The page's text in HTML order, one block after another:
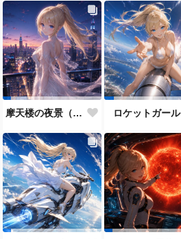
摩天楼の夜景（その１） ロケットガール